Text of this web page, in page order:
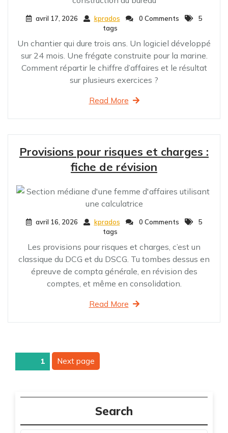
avril 17, 2026 kprados 0 Comments
5
tags
Un chantier qui dure trois ans. Un logiciel développé
sur 24 mois. Une frégate construite pour la marine.
Comment répartir le chiffre d’affaires et le résultat
sur plusieurs exercices ?
Read More
Provisions pour risques et charges :
fiche de révision
avril 16, 2026 kprados 0 Comments
5
tags
Les provisions pour risques et charges, c’est un
classique du DCG et du DSCG. Tu tombes dessus en
épreuve de compta générale, en révision des
comptes, et même en consolidation.
Read More
Pagination
publications
1 Next page
Search